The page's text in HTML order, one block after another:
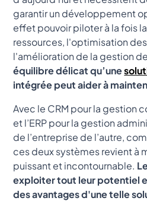
garantir un développement
effet pouvoir piloter à la fois
ressources, l'optimisation
l'amélioration de la gestion
équilibre délicat qu’une
intégrée peut aider à
Avec le CRM pour la gestion
et l’ERP pour la gestion
de l’entreprise de l’autre,
ces deux systèmes revient à
puissant et incontournable.
exploiter tout leur potentiel
des avantages d'une telle